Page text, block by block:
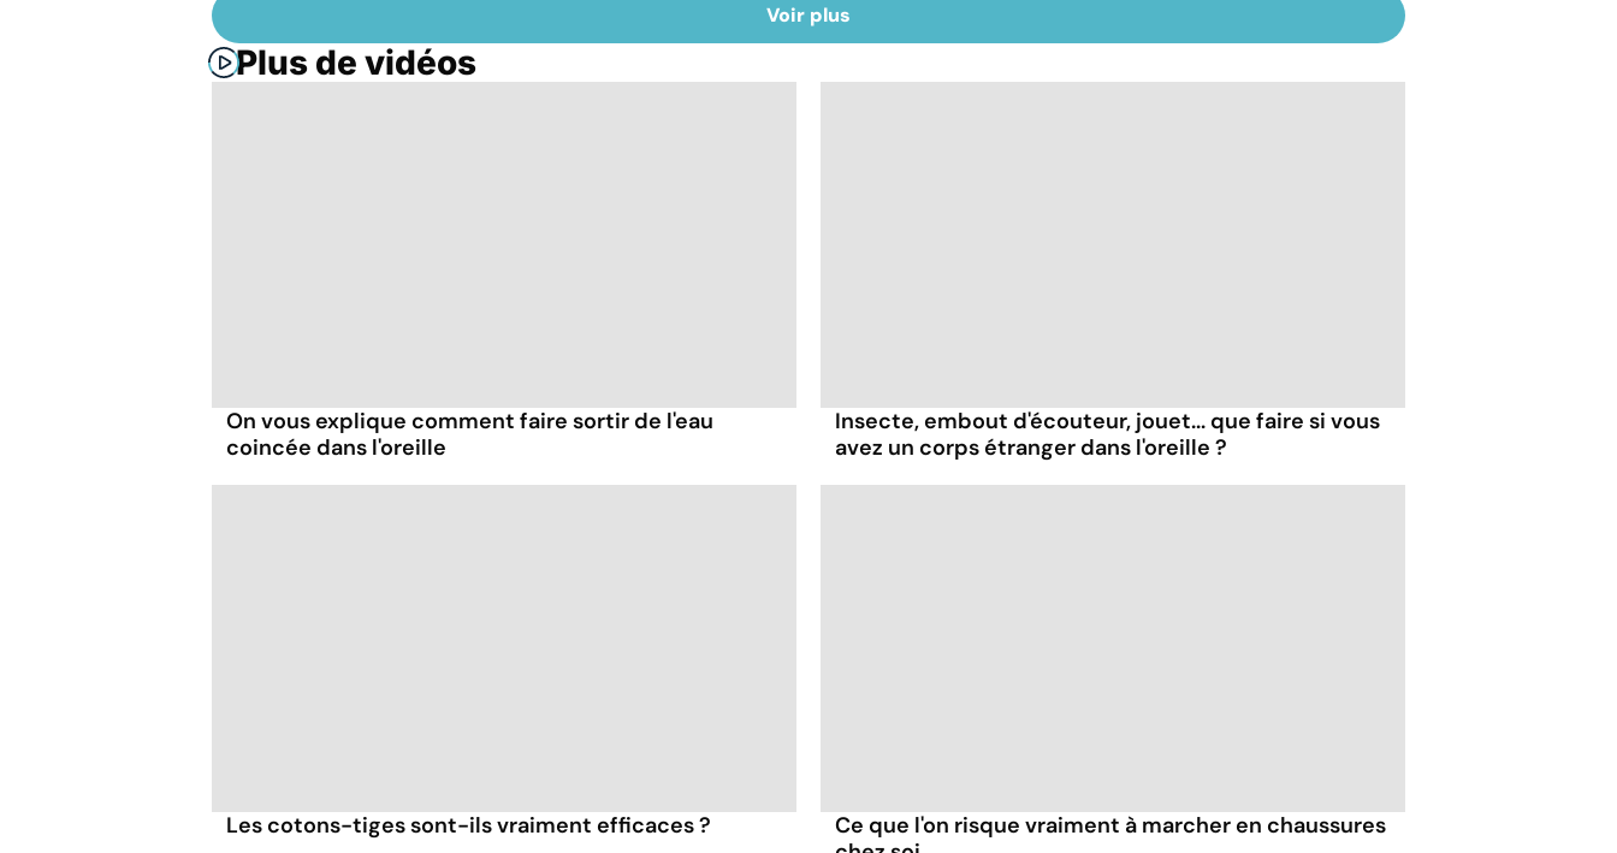
Voir plus
Plus de vidéos
On vous explique comment faire sortir de l'eau
coincée dans l'oreille
Insecte, embout d'écouteur, jouet... que faire si vous
avez un corps étranger dans l'oreille ?
Les cotons-tiges sont-ils vraiment efficaces ?
Ce que l'on risque vraiment à marcher en chaussures